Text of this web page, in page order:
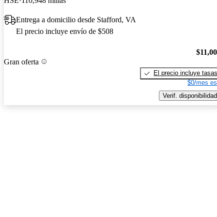
Entrega a domicilio desde Stafford, VA
El precio incluye envío de $508
Gran oferta
El precio incluye tasas
$0/mes
Verif. disponibilidad